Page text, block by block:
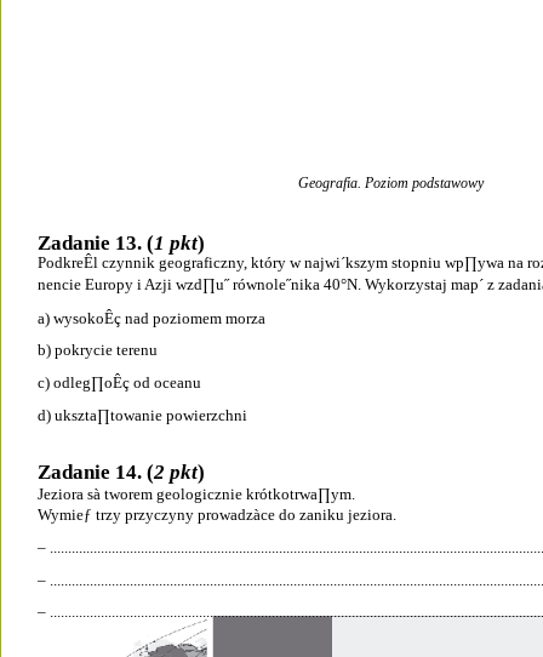
Geografia. Poziom podstawowy
Zadanie 13. (1 pkt)
PodkreÊl czynnik geograficzny, który w najwi´kszym stopniu wp∏ywa na
nencie Europy i Azji wzd∏u˝ równole˝nika 40°N. Wykorzystaj map´ z
a) wysokoÊç nad poziomem morza
b) pokrycie terenu
c) odleg∏oÊç od oceanu
d) ukszta∏towanie powierzchni
Zadanie 14. (2 pkt)
Jeziora sà tworem geologicznie krótkotrwa∏ym.
Wymieƒ trzy przyczyny prowadzàce do zaniku jeziora.
–
–
–